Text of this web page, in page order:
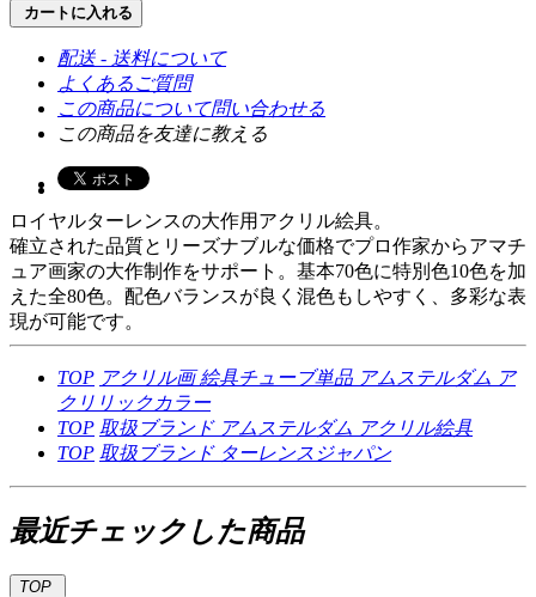
カートに入れる
配送 - 送料について
よくあるご質問
この商品について問い合わせる
この商品を友達に教える
ロイヤルターレンスの大作用アクリル絵具。
確立された品質とリーズナブルな価格でプロ作家からアマチ
ュア画家の大作制作をサポート。基本70色に特別色10色を加
えた全80色。配色バランスが良く混色もしやすく、多彩な表
現が可能です。
TOP アクリル画絵具チューブ単品 アムステルダム ア
クリリックカラー
TOP 取扱ブランド アムステルダム アクリル絵具
TOP 取扱ブランド ターレンスジャパン
最近チェックした商品
TOP